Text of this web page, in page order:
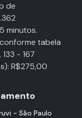
de
minutos.
tabela
- 167
R$275,00
- São Paulo